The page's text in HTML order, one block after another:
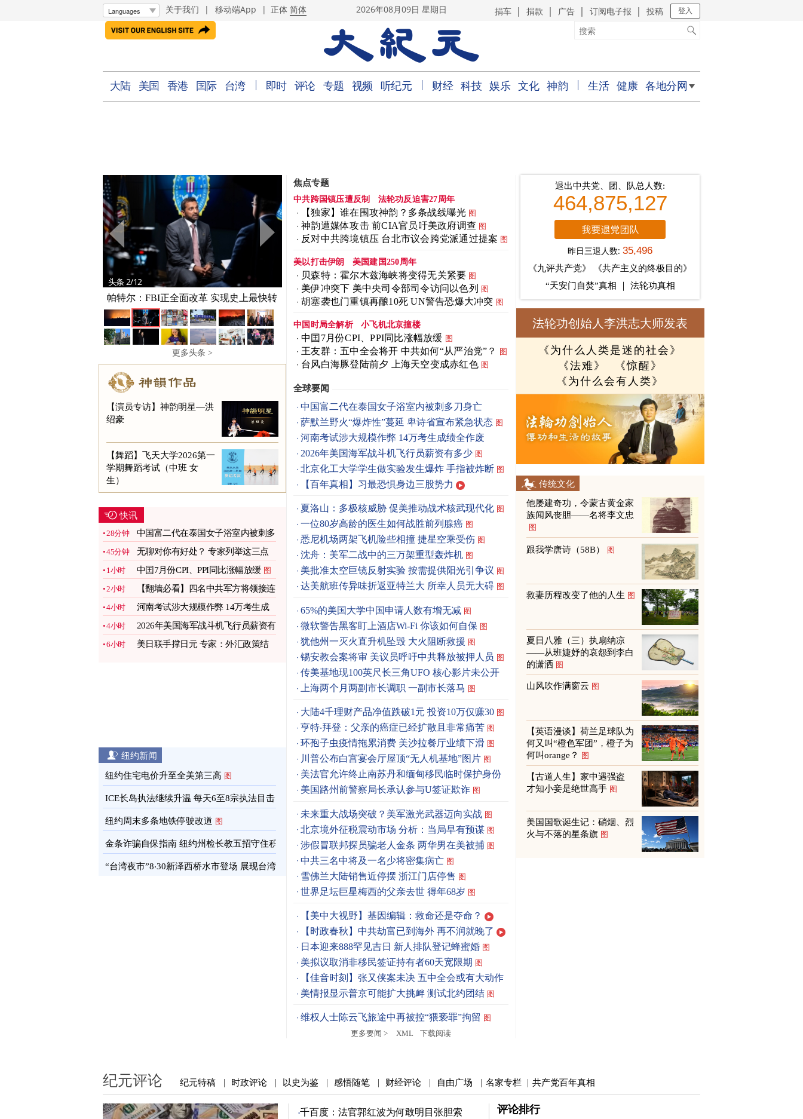
关于我们 | 移动端App | 正体 简体 2026年08月09日 星期日 捐车 捐款 广告 订阅电子报 投稿 登入
大陆 美国 香港 国际 台湾 即时 评论 专题 视频 听纪元 财经 科技 娱乐 文化 神韵 生活 健康 各地分网
头条 2/12
帕特尔：FBI正全面改革 实现史上最快转
型
更多头条 >
【演员专访】神韵明星—洪
绍豪
【舞蹈】飞天大学2026第一
学期舞蹈考试（中班 女
生）
快讯
28分钟
中国富二代在泰国女子浴室内被刺多
刀身亡
45分钟 无聊对你有好处？ 专家列举这三点
图
1小时
中囯7月份CPI、PPI同比涨幅放缓 图
2小时
【翻墙必看】四名中共军方将领接连
病亡 图
4小时
河南考试涉大规模作弊 14万考生成
绩全作废
4小时
2026年美国海军战斗机飞行员薪资有
多少 图
6小时
美日联手撑日元 专家：外汇政策结
纽约新闻
纽约住宅电价升至全美第三高 图
ICE长岛执法继续升温 每天6至8宗执法目击
通报 图
纽约周末多条地铁停驶改道 图
金条诈骗自保指南 纽约州检长教五招守住积
蓄 图
“台湾夜市”8‧30新泽西桥水市登场 展现台湾
焦点专题
中共跨国镇压遭反制 法轮功反迫害27周年
【独家】谁在围攻神韵？多条战线曝光 图
神韵遭媒体攻击 前CIA官员吁美政府调查 图
反对中共跨境镇压 台北市议会跨党派通过提案 图
美以打击伊朗 美国建国250周年
贝森特：霍尔木兹海峡将变得无关紧要 图
美伊冲突下 美中央司令部司令访问以色列 图
胡塞袭也门重镇再酿10死 UN警告恐爆大冲突 图
中国时局全解析 小飞机北京撞楼
中囯7月份CPI、PPI同比涨幅放缓 图
王友群：五中全会将开 中共如何“从严治党”？ 图
台风白海豚登陆前夕 上海天空变成赤红色 图
全球要闻
中国富二代在泰国女子浴室内被刺多刀身亡
萨默兰野火“爆炸性”蔓延 卑诗省宣布紧急状态 图
河南考试涉大规模作弊 14万考生成绩全作废
2026年美国海军战斗机飞行员薪资有多少 图
北京化工大学学生做实验发生爆炸 手指被炸断 图
【百年真相】习最恐惧身边三股势力
夏洛山：多极核威胁 促美推动战术核武现代化 图
一位80岁高龄的医生如何战胜前列腺癌 图
悉尼机场两架飞机险些相撞 捷星空乘受伤 图
沈舟：美军二战中的三万架重型轰炸机 图
美批准太空巨镜反射实验 按需提供阳光引争议 图
达美航班传异味折返亚特兰大 所幸人员无大碍 图
65%的美国大学中国申请人数有增无减 图
微软警告黑客盯上酒店Wi-Fi 你该如何自保 图
犹他州一灭火直升机坠毁 大火阻断救援 图
锡安教会案将审 美议员呼吁中共释放被押人员 图
传美基地现100英尺长三角UFO 核心影片未公开
图上海两个月两副市长调职 一副市长落马 图
大陆4千理财产品净值跌破1元 投资10万仅赚30 图
亨特‧拜登：父亲的癌症已经扩散且非常痛苦 图
环孢子虫疫情拖累消费 美沙拉餐厅业绩下滑 图
川普公布白宫宴会厅屋顶“无人机基地”图片 图
美法官允许终止南苏丹和缅甸移民临时保护身份
图
美国路州前警察局长承认参与U签证欺诈 图
未来重大战场突破？美军激光武器迈向实战 图
北京境外征税震动市场 分析：当局早有预谋 图
涉假冒联邦探员骗老人金条 两华男在美被捕 图
中共三名中将及一名少将密集病亡 图
雪佛兰大陆销售近停摆 浙江门店停售 图
世界足坛巨星梅西的父亲去世 得年68岁 图
【美中大视野】基因编辑：救命还是夺命？
【时政春秋】中共劫富已到海外 再不润就晚了
日本迎来888罕见吉日 新人排队登记蜂蜜婚 图
美拟议取消非移民签证持有者60天宽限期 图
【佳音时刻】张又侠案未决 五中全会或有大动作
美情报显示普京可能扩大挑衅 测试北约团结 图
维权人士陈云飞旅途中再被控“猥亵罪”拘留 图
更多要闻 >
XML 下载阅读
退出中共党、团、队总人数:
464,875,127
昨日三退人数:35,496
《九评共产党》
《共产主义的终极目的》
“天安门自焚”真相
法轮功真相
法轮功创始人李洪志大师发表
《为什么人类是迷的社会》
《法难》
《惊醒》
《为什么会有人类》
传统文化
他屡建奇功，令蒙古黄金家
族闻风丧胆——名将李文忠
图
跟我学唐诗（58B） 图
救妻历程改变了他的人生 图
夏日八雅（三）执扇纳凉
——从班婕妤的哀怨到李白
的潇洒 图
山风吹作满窗云 图
【英语漫谈】荷兰足球队为
何又叫“橙色军团”，橙子为
何叫orange？
图
【古道人生】家中遇强盗
才知小妾是绝世高手 图
美国国歌诞生记：硝烟、烈
火与不落的星条旗 图
纪元评论 纪元特稿 | 时政评论 | 以史为鉴 | 感悟随笔 | 财经评论 | 自由广场 | 名家专栏 | 共产党百年真相
千百度：法官郭红波为何敢明目张胆索
评论排行